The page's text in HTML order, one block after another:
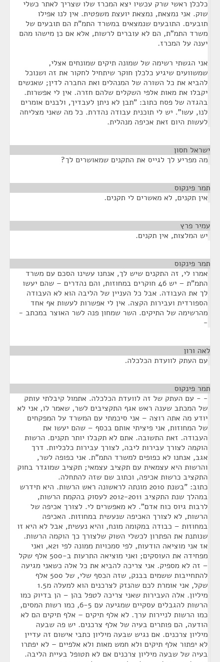
כלכלן ראשי שרק עכשיו יצא המכרז שלו שצריך לאתר כשלי
שוק. אני נמצאת, נמצאת יועצת משפטית. אין לנו אפילו
תובעים. התובעים שנמצאים במשרד התמ"ת הם תובעים של
משרד התמ"ת, הם לא עוברים לרשות, אלא אם כן מישהו מהם
יענה על המכרז.
אני הגשתי רשימה של שמונה תיקים שמונחים אצלי,
שמשוועים שיגיע כלכלן חוקר שיתחיל לחקור את זה ושנוכל
להביא את כל השורה של המנהלים ואת החברה לדין; שאנשים
יקבלו את מאות אלפי השקלים שלהם חזרה. אין לי אפשרות.
בהגדה של פסח כתוב: "תבן לא ניתן לעבדיך, ולבנים אומרים
לנו, עשו". יש לי תוכנית עבודה נהדרת. כל מה שאני מצליחה
לעשות היום זאת אכיפה מנהלית.
ישראל חסון
מה מפריע לך לגייס את התקנים שמאושרים לך?
תמר פינקוס
אין תקנים, לא מאשרים לי תקנים.
עמיר פרץ
יש המלצות, אין תקנים.
תמר פינקוס
אמרו לי, זה התקנים שיש לך, אנחנו עשינו הסכם עם משרד
התמ"ת – יש 46 חוקרים במחוזות, והם נהדרים – שהם יעשו
לך את העבודה. אבל כל העניין של הליבה הוא לא העבודה
הספורדית ועבירות הקצה. אין לי אפשרות לעשות אף אחד
מהרשימה של התיקים. השר שמחון פנה לשר האוצר במכתב -
-
לאה ורון
עם העתק לוועדת הכלכלה.
תמר פינקוס
- - עם העתק של זה לוועדת הכלכלה. אתמול קיבלתי עותק
של המכתב שענה ראש אגף התקציבים לשר, שאמר לו, אני לא
יודע מה אתה רוצה – אני סיכמתי עם המשרד על המפקחים
של המחוזות, אני פיציתי אותם בכסף – שהם יעשו את
העבודה. זאת התשובה. אתם לא תקבלו יותר תקנים. הרשות
הוקמה לצורך עבירות ליבה, לצורך עבירות כלכליות. דרך
אגב, אנחנו לא כפופים למשרד התמ"ת. אני כפופה לשר,
והרשות היא עצמאית עם תקציב עצמאי; תקציב שמוגדר בחוק
התקציב כרשות אכיפה, וכתוב שם שזה להתחלה.
כתוב: "בשנת 2010 מונתה לראשונה ראש הרשות. היא תידרש
במהלך שנת התקציב 2012-2011 לעסוק בהקמת הרשות,
לרבות גיוס כוח אדם". לא מאפשרים לי. לצורך אכיפה של
הרשות, לא לצורך האכיפה שנעשית במחוזות. האכיפה
במחוזות – כבודה במקומה מונח, והיא נעשית, אבל לא היא זו
שנותנת את הפתרון לכשלי השוק שלצורך כך הוקמה הרשות.
אז אני מוציאה הודעות, לפי סמכויות ממונה לפי 21א, ואני
מפחידה את העוסקים; ואני מוציאה התרעות ב-500 אלף שקל
– זה לא מספיק. אני צריכה להביא את כל אלה כשאני מגיעה
להתחייבות ששמים בבנק, שזה הכסף שלי, של 500 אלף
שקל, אני אומרת לכם שהנזק לצרכנים הוא למעלה מ1.5
מיליון. אלה העבירות שאני צריכה לטפל בהן – הן בדיוק כמו
הרשות להגבלים עסקיים שמגיעה עם 6-5, כמו רשות המסים,
כמו הרשות לניירות ערך. לא אלף תיקים – אלף תיקים הם לא
הודעה, הם פותרים בעיה של אלף צרכנים. יש פה שבעה
מיליון צרכנים. אם נגיש שבעה מיליון כתבי אישום זה עדיין
לא יפתור אלף תיקים ולא חמש מאות ולא אלפיים – לא יפתרו
בעיה של שבעה מיליון צרכנים אם לא תטופל בעיית הליבה.